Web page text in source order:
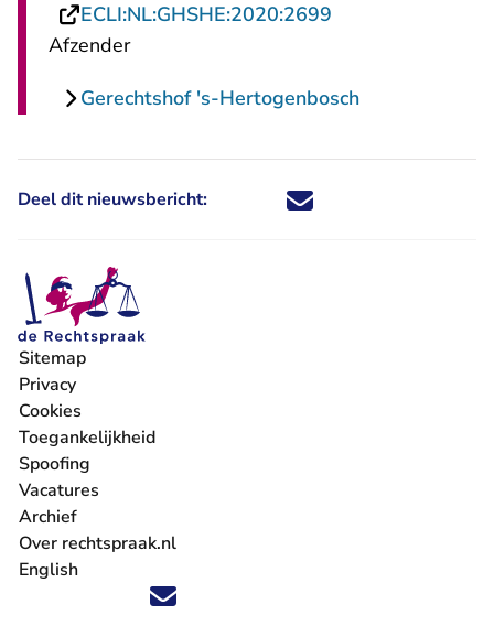
ECLI:NL:GHSHE:2020:2699
Afzender
Gerechtshof 's-Hertogenbosch
Deel dit nieuwsbericht: Deel dit nieuwsbericht via X -
Deel dit nieuwsbericht via
Deel dit nieuwsbericht
Deel dit
Volg ons op X (Twitter) - U verlaat Rechtspraak.nl
Volg ons op Facebook - U verlaat Rechtspraak.nl
Volg ons op Instagram - U verlaat Rechtspraak.nl
Volg ons op Youtube - U verlaat Rechtspraak.nl
Volg ons op LinkedIn - U verlaat
'Blijf op de hoogte' nieuwsbrief - U verlaat
Sitemap
Privacy
Cookies
Toegankelijkheid
Spoofing
Vacatures
- U verlaat Rechtspraak.nl
Archief
Over rechtspraak.nl
English